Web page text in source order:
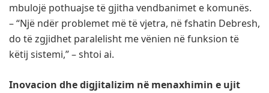
mbulojë pothuajse të gjitha vendbanimet e komunës.
– “Një ndër problemet më të vjetra, në fshatin Debresh,
do të zgjidhet paralelisht me vënien në funksion të
këtij sistemi,” – shtoi ai.
Inovacion dhe digjitalizim në menaxhimin e ujit